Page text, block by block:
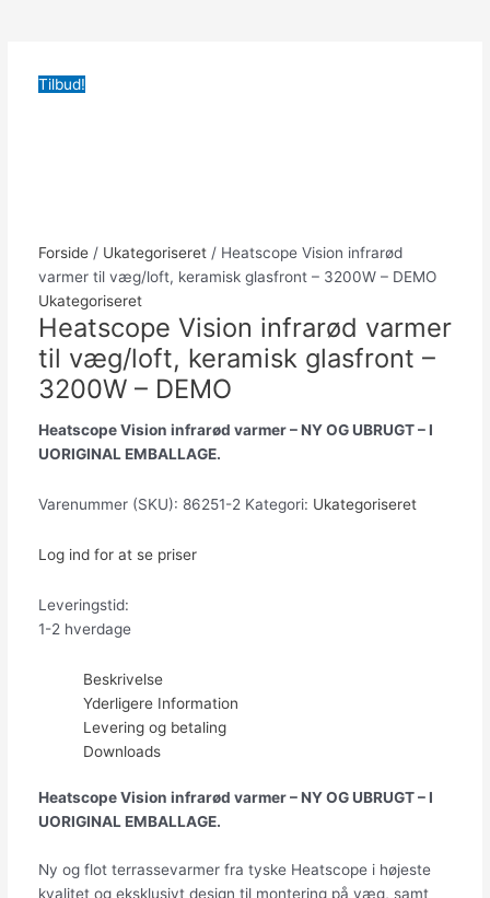
Tilbud!
Forside/ Ukategoriseret/ Heatscope Vision infrarød
varmer til væg/loft, keramisk glasfront – 3200W – DEMO
Ukategoriseret
Heatscope Vision infrarød varmer
til væg/loft, keramisk glasfront –
3200W – DEMO
Heatscope Vision infrarød varmer – NY OG UBRUGT – I
UORIGINAL EMBALLAGE.
Varenummer (SKU): 86251-2 Kategori: Ukategoriseret
Log ind for at se priser
Leveringstid:
1-2 hverdage
Beskrivelse
Yderligere Information
Levering og betaling
Downloads
Heatscope Vision infrarød varmer – NY OG UBRUGT – I
UORIGINAL EMBALLAGE.
Ny og flot terrassevarmer fra tyske Heatscope i højeste
kvalitet og eksklusivt design til montering på væg, samt